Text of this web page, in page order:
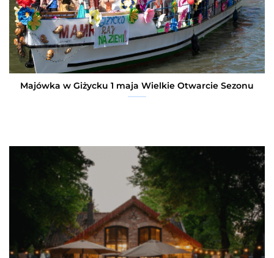
Majówka w Giżycku 1 maja Wielkie Otwarcie Sezonu